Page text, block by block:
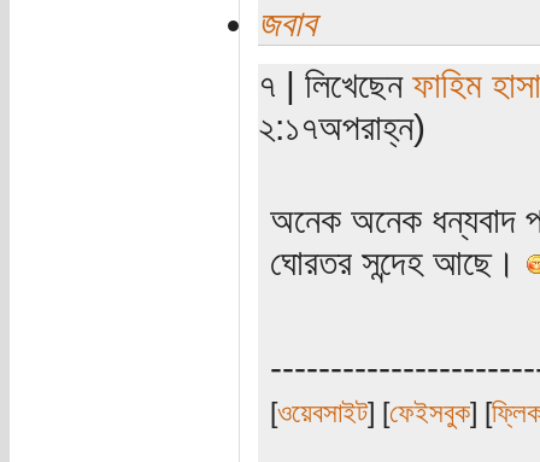
জবাব
৭ | লিখেছেন ফাহিম
২:১৭অপরাহ্ন)
অনেক অনেক ধন্যবাদ
ঘোরতর সন্দেহ আছে।
[ওয়েবসাইট] [ফেইসবুক] [